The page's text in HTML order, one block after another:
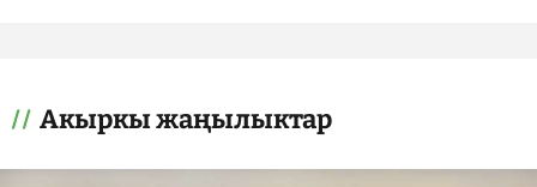
Акыркы жаңылыктар